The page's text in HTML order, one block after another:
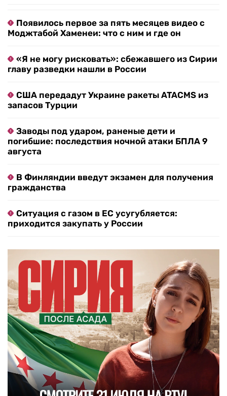
Появилось первое за пять месяцев видео с
Моджтабой Хаменеи: что с ним и где он
«Я не могу рисковать»: сбежавшего из Сирии
главу разведки нашли в России
США передадут Украине ракеты ATACMS из
запасов Турции
Заводы под ударом, раненые дети и
погибшие: последствия ночной атаки БПЛА 9
августа
В Финляндии введут экзамен для получения
гражданства
Ситуация с газом в ЕС усугубляется:
приходится закупать у России